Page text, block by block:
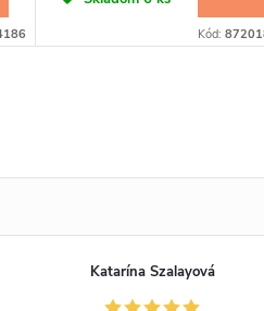
Kód:
Katarína Szalayová